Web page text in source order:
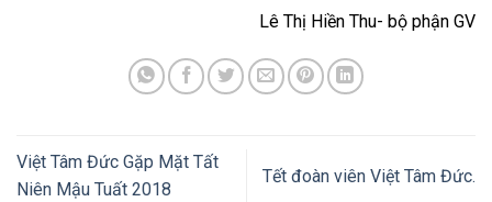
Lê Thị Hiền Thu- bộ phận GV
Việt Tâm Đức Gặp Mặt Tất
Niên Mậu Tuất 2018
Tết đoàn viên Việt Tâm Đức.